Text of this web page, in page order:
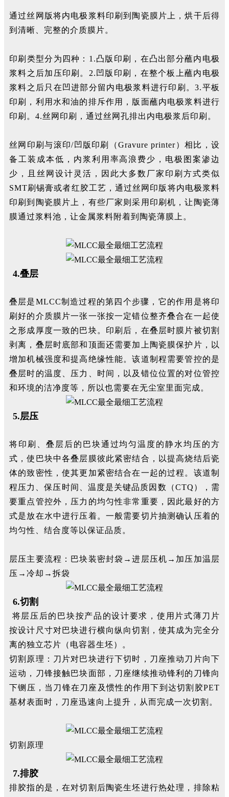
通过丝网版将内电极浆料印刷到陶瓷膜片上，烘干后得
到清晰、完整的介质膜片。
印刷类型分为四种：1.凸版印刷，在凸出部分蘸内电极
浆料之后加压印刷。2.凹版印刷，在整个板上蘸内电极
浆料之后只在凹进部分留内电极浆料进行印刷。3.平板
印刷，利用水和油的排斥作用，版面蘸内电极浆料进行
印刷。4.丝网印刷，通过丝网孔排出内电极浆后印刷。
丝网印刷与滚印/凹版印刷（Gravure printer）相比，设
备工装成本低，内浆利用率高浪费少，电极图案渗边
少，且丝网设计灵活，因此大多数厂家印刷方式类似
SMT刷锡膏或者红胶工艺，通过丝网印版将内电极浆料
印刷到陶瓷膜片上，有些厂家则采用印刷机，让陶瓷薄
膜通过浆料池，让金属浆料附着到陶瓷薄膜上。
4.叠层
叠层是MLCC制造过程的第四个步骤，它的作用是将印
刷好的介质膜片一张一张按一定错位整齐叠合在一起使
之形成厚度一致的巴块。印刷后，在叠层时膜片被切割
剥离，叠层时底部和顶面还需要加上陶瓷膜保护片，以
增加机械强度和提高绝缘性能。该道制程需要管控的是
叠层时的温度、压力、时间，以及错位位置的对位管控
和环境的洁净度等，所以也需要在无尘室里面完成。
5.层压
将印刷、叠层后的巴块通过均匀温度的静水均压的方
式，使巴块中各叠层膜彼此紧密结合，以提高烧结后瓷
体的致密性，使其更加紧密结合在一起的过程。该道制
程压力、保压时间、温度是关键品质因数（CTQ），需
要重点管控外，压力的均匀性非常重要，因此最好的方
式是放在水中进行压着。一般需要切片抽测确认压着的
均匀性、结合度等以保证品质。
层压主要流程：巴块装密封袋→进层压机→加压加温层
压→冷却→拆袋
6.切割
将层压后的巴块按产品的设计要求，使用片式薄刀片
按设计尺寸对巴块进行横向纵向切割，使其成为完全分
离的独立芯片（电容器生坯）。
切割原理：刀片对巴块进行下切时，刀座推动刀片向下
运动，刀锋接触巴块面部，刀座继续推动锋利的刀锋向
下铡压，当刀锋在刀座及惯性的作用下到达切割胶PET
基材表面时，刀座迅速向上提升，从而完成一次切割。
切割原理
7.排胶
排胶指的是，在对切割后陶瓷生坯进行热处理，排除粘